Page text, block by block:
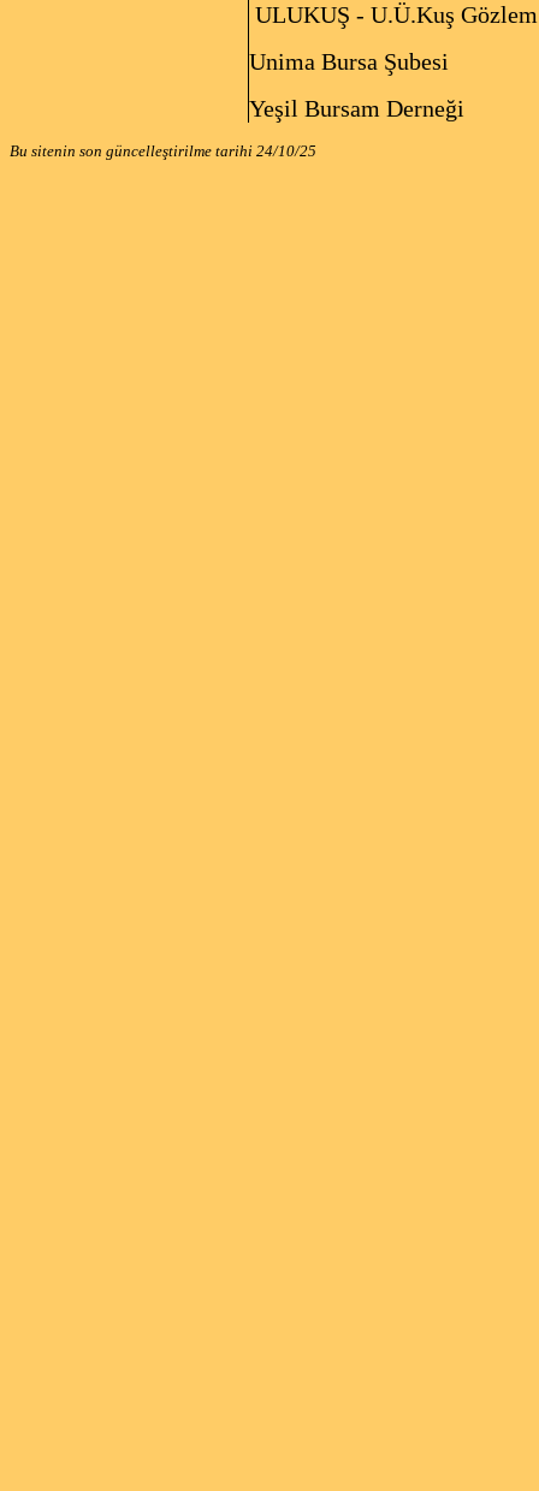
ULUKUŞ - U.Ü.Kuş
Unima Bursa
Yeşil Bursam Derneği
Bu sitenin son güncelleştirilme tarihi 24/10/25